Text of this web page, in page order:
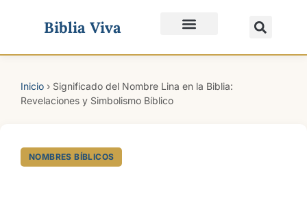
Biblia Viva
Inicio › Significado del Nombre Lina en la Biblia:
Revelaciones y Simbolismo Bíblico
NOMBRES BÍBLICOS